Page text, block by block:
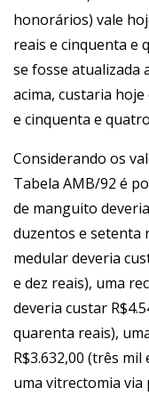
honorários) vale
reais e cinquenta e
se fosse atualizada
acima, custaria
e cinquenta e
Considerando os
Tabela AMB/92 é
de manguito
duzentos e setenta
medular deveria
e dez reais), uma
deveria custar
quarenta reais),
R$3.632,00 (três
uma vitrectomia